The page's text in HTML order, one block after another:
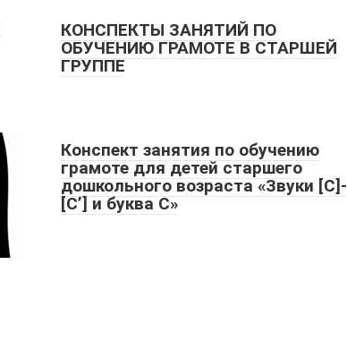
КОНСПЕКТЫ ЗАНЯТИЙ ПО
ОБУЧЕНИЮ ГРАМОТЕ В СТАРШЕЙ
ГРУППЕ
Конспект занятия по обучению
грамоте для детей старшего
дошкольного возраста «Звуки [С]-
[С’] и буква С»